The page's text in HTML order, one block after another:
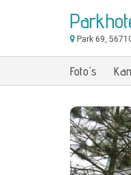
Park 69,
Foto's